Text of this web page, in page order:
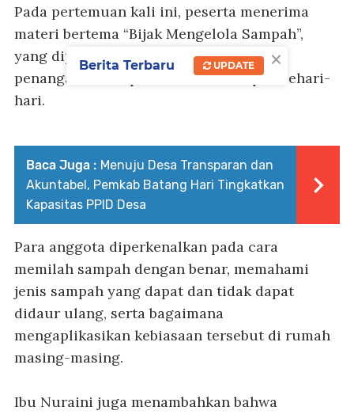
Pada pertemuan kali ini, peserta menerima
materi bertema “Bijak Mengelola Sampah”,
yang dipilih karena tingginya urgensi
penanganan sampah dalam kehidupan sehari-
hari.
Baca Juga : Menuju Desa Transparan dan
Akuntabel, Pemkab Batang Hari Tingkatkan
Kapasitas PPID Desa
Para anggota diperkenalkan pada cara
memilah sampah dengan benar, memahami
jenis sampah yang dapat dan tidak dapat
didaur ulang, serta bagaimana
mengaplikasikan kebiasaan tersebut di rumah
masing-masing.
Ibu Nuraini juga menambahkan bahwa
×
Berita Terbaru UPDATE